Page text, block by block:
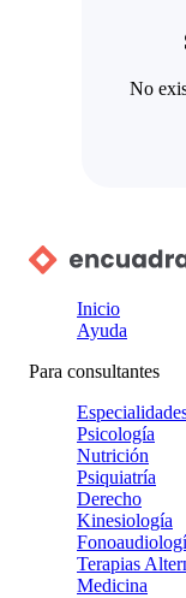
No
Inicio
Ayuda
Para consultantes
Psicología
Nutrición
Psiquiatría
Derecho
Kinesiología
Terapias
Medicina